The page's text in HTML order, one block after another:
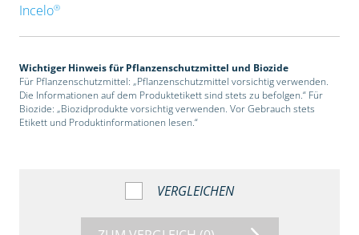
Incelo®
Wichtiger Hinweis für Pflanzenschutzmittel und Biozide
Für Pflanzenschutzmittel: „Pflanzenschutzmittel vorsichtig verwenden.
Die Informationen auf dem Produktetikett sind stets zu befolgen.“ Für
Biozide: „Biozidprodukte vorsichtig verwenden. Vor Gebrauch stets
Etikett und Produktinformationen lesen.“
VERGLEICHEN